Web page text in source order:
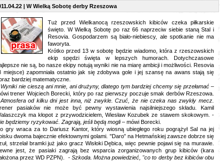
| W Wielką Sobotę derby Rzeszowa
Tuż przed Wielkanocą rzeszowskich kibiców czeka piłkarskie
święto. W Wielką Sobotę po raz 66 naprzeciw siebie staną Stal i
Resovia. Gospodarzem są biało-niebiescy, ale spotkanie nie ma
faworyta.
Krótko przed 13 w sobotę będzie wiadomo, która z rzeszowskich
ekip spędzi święta w lepszych humorach. Dotychczasowe
nie są, bo nasze ekipy notują wyniki nie na miarę ambicji i możliwości. Resovia
miejsce) zapomniała ostatnio jak się zdobywa gole i jej szansę na awans stają się
bardziej matematyczne.
Wyniki nie cieszą ani mnie, ani drużyny, dlatego tym bardziej chcemy się przełamać–
trener Wojciech Borecki, który po raz pierwszy poczuje smak derbów Rzeszowa.
Atmosfera od kilku dni jest inna, niż zwykle. Czuć, że nie czeka nas zwykły mecz.
pasiaków nie może być pewny wystawienia najsilniejszego składu. Kamil
ma kłopot z przywodzicielem, Wiesław Kozubek ze stawem skokowym. -
będziemy ryzykować. Zagrają, jeśli będą mogli– mówi Borecki.
gry wraca za to Dariusz Kantor, który wiosną ubiegłego roku pogrążył Sal na jej
dwoma bajecznie efektownymi golami. "Daro” na Hetmańskiej zawsze dobrze się
strzelał bramki już jako gracz Wisłoki Dębica, więc pewnie pojawi się na murawie.
jest, że pasiaki zagrają bez wsparcia zorganizowanych grup kibiców (kara
przez WD PZPN). - Szkoda. Można powiedzieć, "co to derby bez kibiców obu